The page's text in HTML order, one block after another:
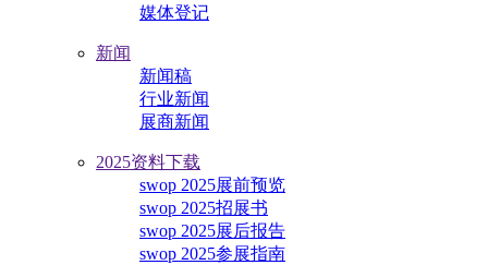
媒体登记
新闻
新闻稿
行业新闻
展商新闻
2025资料下载
swop 2025展前预览
swop 2025招展书
swop 2025展后报告
swop 2025参展指南